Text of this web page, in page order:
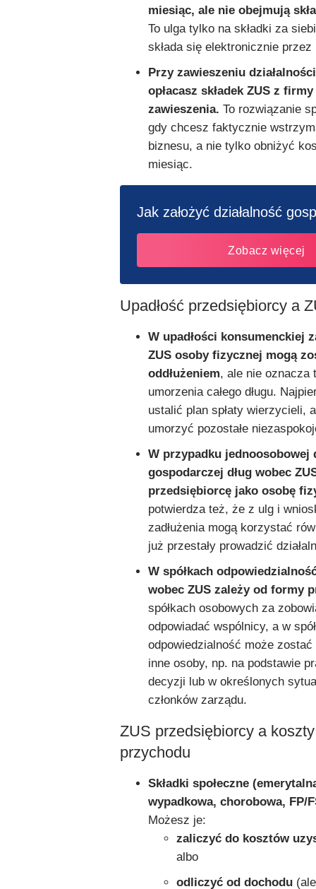
miesiąc, ale nie obejmują
To ulga tylko na składki za
składa się elektronicznie przez
Przy zawieszeniu
opłacasz składek ZUS z
zawieszenia. To rozwiązanie
gdy chcesz faktycznie
biznesu, a nie tylko obniżyć
miesiąc.
Jak założyć działalność
Zobacz więcej
Upadłość przedsiębiorcy a
W upadłości konsumenckiej
ZUS osoby fizycznej mogą
oddłużeniem, ale nie oznacza
umorzenia całego długu.
ustalić plan spłaty wierzycieli,
umorzyć pozostałe
W przypadku jednoosobowej
gospodarczej dług wobec
przedsiębiorcę jako osobę
potwierdza też, że z ulg i
zadłużenia mogą korzystać
już przestały prowadzić
W spółkach
wobec ZUS zależy od formy
spółkach osobowych za
odpowiadać wspólnicy, a w
odpowiedzialność może
inne osoby, np. na podstawie
decyzji lub w określonych
członków zarządu.
ZUS przedsiębiorcy a
przychodu
Składki społeczne
wypadkowa, chorobowa, FP/
Możesz je:
zaliczyć do kosztów
albo
odliczyć od dochodu